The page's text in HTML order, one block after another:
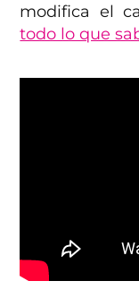
modifica el
todo lo que